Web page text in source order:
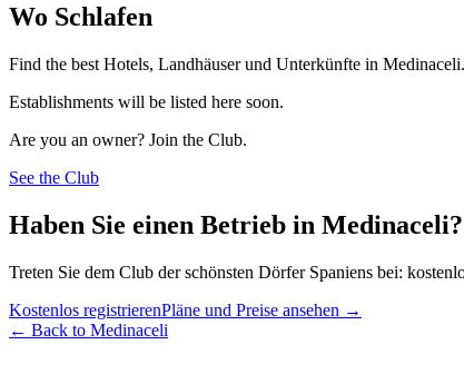
Wo Schlafen
Find the best Hotels, Landhäuser und Unterkünfte in Medinaceli.
Establishments will be listed here soon.
Are you an owner? Join the Club.
See the Club
Haben Sie einen Betrieb in Medinaceli?
Treten Sie dem Club der schönsten Dörfer Spaniens bei:
Kostenlos registrierenPläne und Preise ansehen →
← Back to Medinaceli